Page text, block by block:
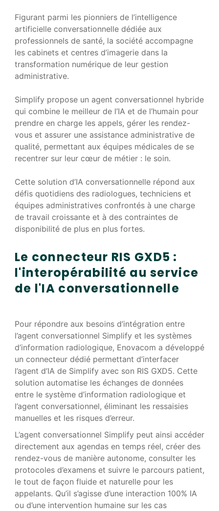
Figurant parmi les pionniers de l’intelligence
artificielle conversationnelle dédiée aux
professionnels de santé, la société accompagne
les cabinets et centres d’imagerie dans la
transformation numérique de leur gestion
administrative.
Simplify propose un agent conversationnel hybride
qui combine le meilleur de l’IA et de l’humain pour
prendre en charge les appels, gérer les rendez-
vous et assurer une assistance administrative de
qualité, permettant aux équipes médicales de se
recentrer sur leur cœur de métier : le soin.
Cette solution d’IA conversationnelle répond aux
défis quotidiens des radiologues, techniciens et
équipes administratives confrontés à une charge
de travail croissante et à des contraintes de
disponibilité de plus en plus fortes.
Le connecteur RIS GXD5 :
l'interopérabilité au service
de l'IA conversationnelle
Pour répondre aux besoins d’intégration entre
l’agent conversationnel Simplify et les systèmes
d’information radiologique, Enovacom a développé
un connecteur dédié permettant d’interfacer
l’agent d’IA de Simplify avec son RIS GXD5. Cette
solution automatise les échanges de données
entre le système d’information radiologique et
l’agent conversationnel, éliminant les ressaisies
manuelles et les risques d’erreur.
L’agent conversationnel Simplify peut ainsi accéder
directement aux agendas en temps réel, créer des
rendez-vous de manière autonome, consulter les
protocoles d’examens et suivre le parcours patient,
le tout de façon fluide et naturelle pour les
appelants. Qu’il s’agisse d’une interaction 100% IA
ou d’une intervention humaine sur les cas